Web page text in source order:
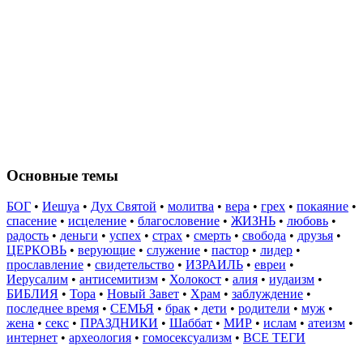
Основные темы
БОГ • Иешуа • Дух Святой • молитва • вера • грех • покаяние •
спасение • исцеление • благословение • ЖИЗНЬ • любовь •
радость • деньги • успех • страх • смерть • свобода • друзья •
ЦЕРКОВЬ • верующие • служение • пастор • лидер •
прославление • свидетельство • ИЗРАИЛЬ • евреи •
Иерусалим • антисемитизм • Холокост • алия • иудаизм •
БИБЛИЯ • Тора • Новый Завет • Храм • заблуждение •
последнее время • СЕМЬЯ • брак • дети • родители • муж •
жена • секс • ПРАЗДНИКИ • Шаббат • МИР • ислам • атеизм •
интернет • археология • гомосексуализм • ВСЕ ТЕГИ